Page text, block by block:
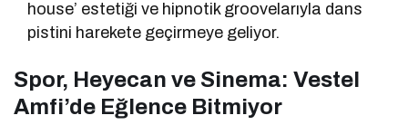
house’ estetiği ve hipnotik groovelarıyla dans
pistini harekete geçirmeye geliyor.
Spor, Heyecan ve Sinema: Vestel
Amfi’de Eğlence Bitmiyor